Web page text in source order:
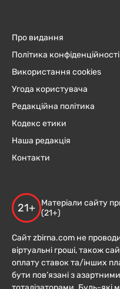
Про видання
Політика конфіденційності
Використання cookies
Угода користувача
Редакційна політика
Кодекс етики
Наша редакція
Контакти
21+
Матеріали сайту
(21+)
Сайт zbirna.com не
віртуальні гроші, також
оплату ставок та/інших
бути пов’язані з